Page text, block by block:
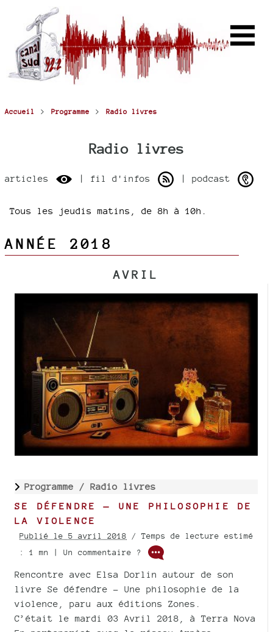
Accueil > Programme > Radio livres
Radio livres
articles | fil d'infos | podcast
Tous les jeudis matins, de 8h à 10h.
ANNÉE 2018
AVRIL
Programme / Radio livres
SE DÉFENDRE — UNE PHILOSOPHIE DE
LA VIOLENCE
Publié le 5 avril 2018 / Temps de lecture estimé
: 1 mn | Un commentaire ?
Rencontre avec Elsa Dorlin autour de son
livre Se défendre - Une philosophie de la
violence, paru aux éditions Zones.
C’était le mardi 03 Avril 2018, à Terra Nova